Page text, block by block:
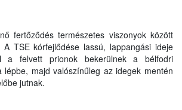
fertőződés természetes viszonyok között
TSE kórfejlődése lassú, lappangási ideje
a felvett prionok bekerülnek a bélfodri
lépbe, majd valószínűleg az idegek mentén
jutnak.